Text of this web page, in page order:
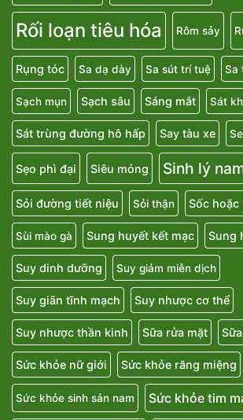
Rối loạn tiêu hóa Rôm sảy
Rụng tóc Sa dạ dày Sa sút trí tuệ Sa
Sạch mụn Sạch sâu Sáng mắt Sát
Sát trùng đường hô hấp Say tàu xe
Sẹo phì đại Siêu mỏng Sinh lý
Sỏi đường tiết niệu Sỏi thận Sốc hoặc
Sùi mào gà Sung huyết kết mạc Sung
Suy dinh dưỡng Suy giảm miễn dịch
Suy giãn tĩnh mạch Suy nhược cơ thể
Suy nhược thần kinh Sữa rửa mặt
Sức khỏe nữ giới Sức khỏe răng miệng
Sức khỏe sinh sản nam Sức khỏe tim